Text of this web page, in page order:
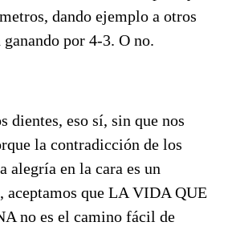
dando ejemplo a otros
por 4-3. O no.
dientes, eso sí, sin que nos
la contradicción de los
alegría en la cara es un
aceptamos que LA VIDA QUE
no es el camino fácil de